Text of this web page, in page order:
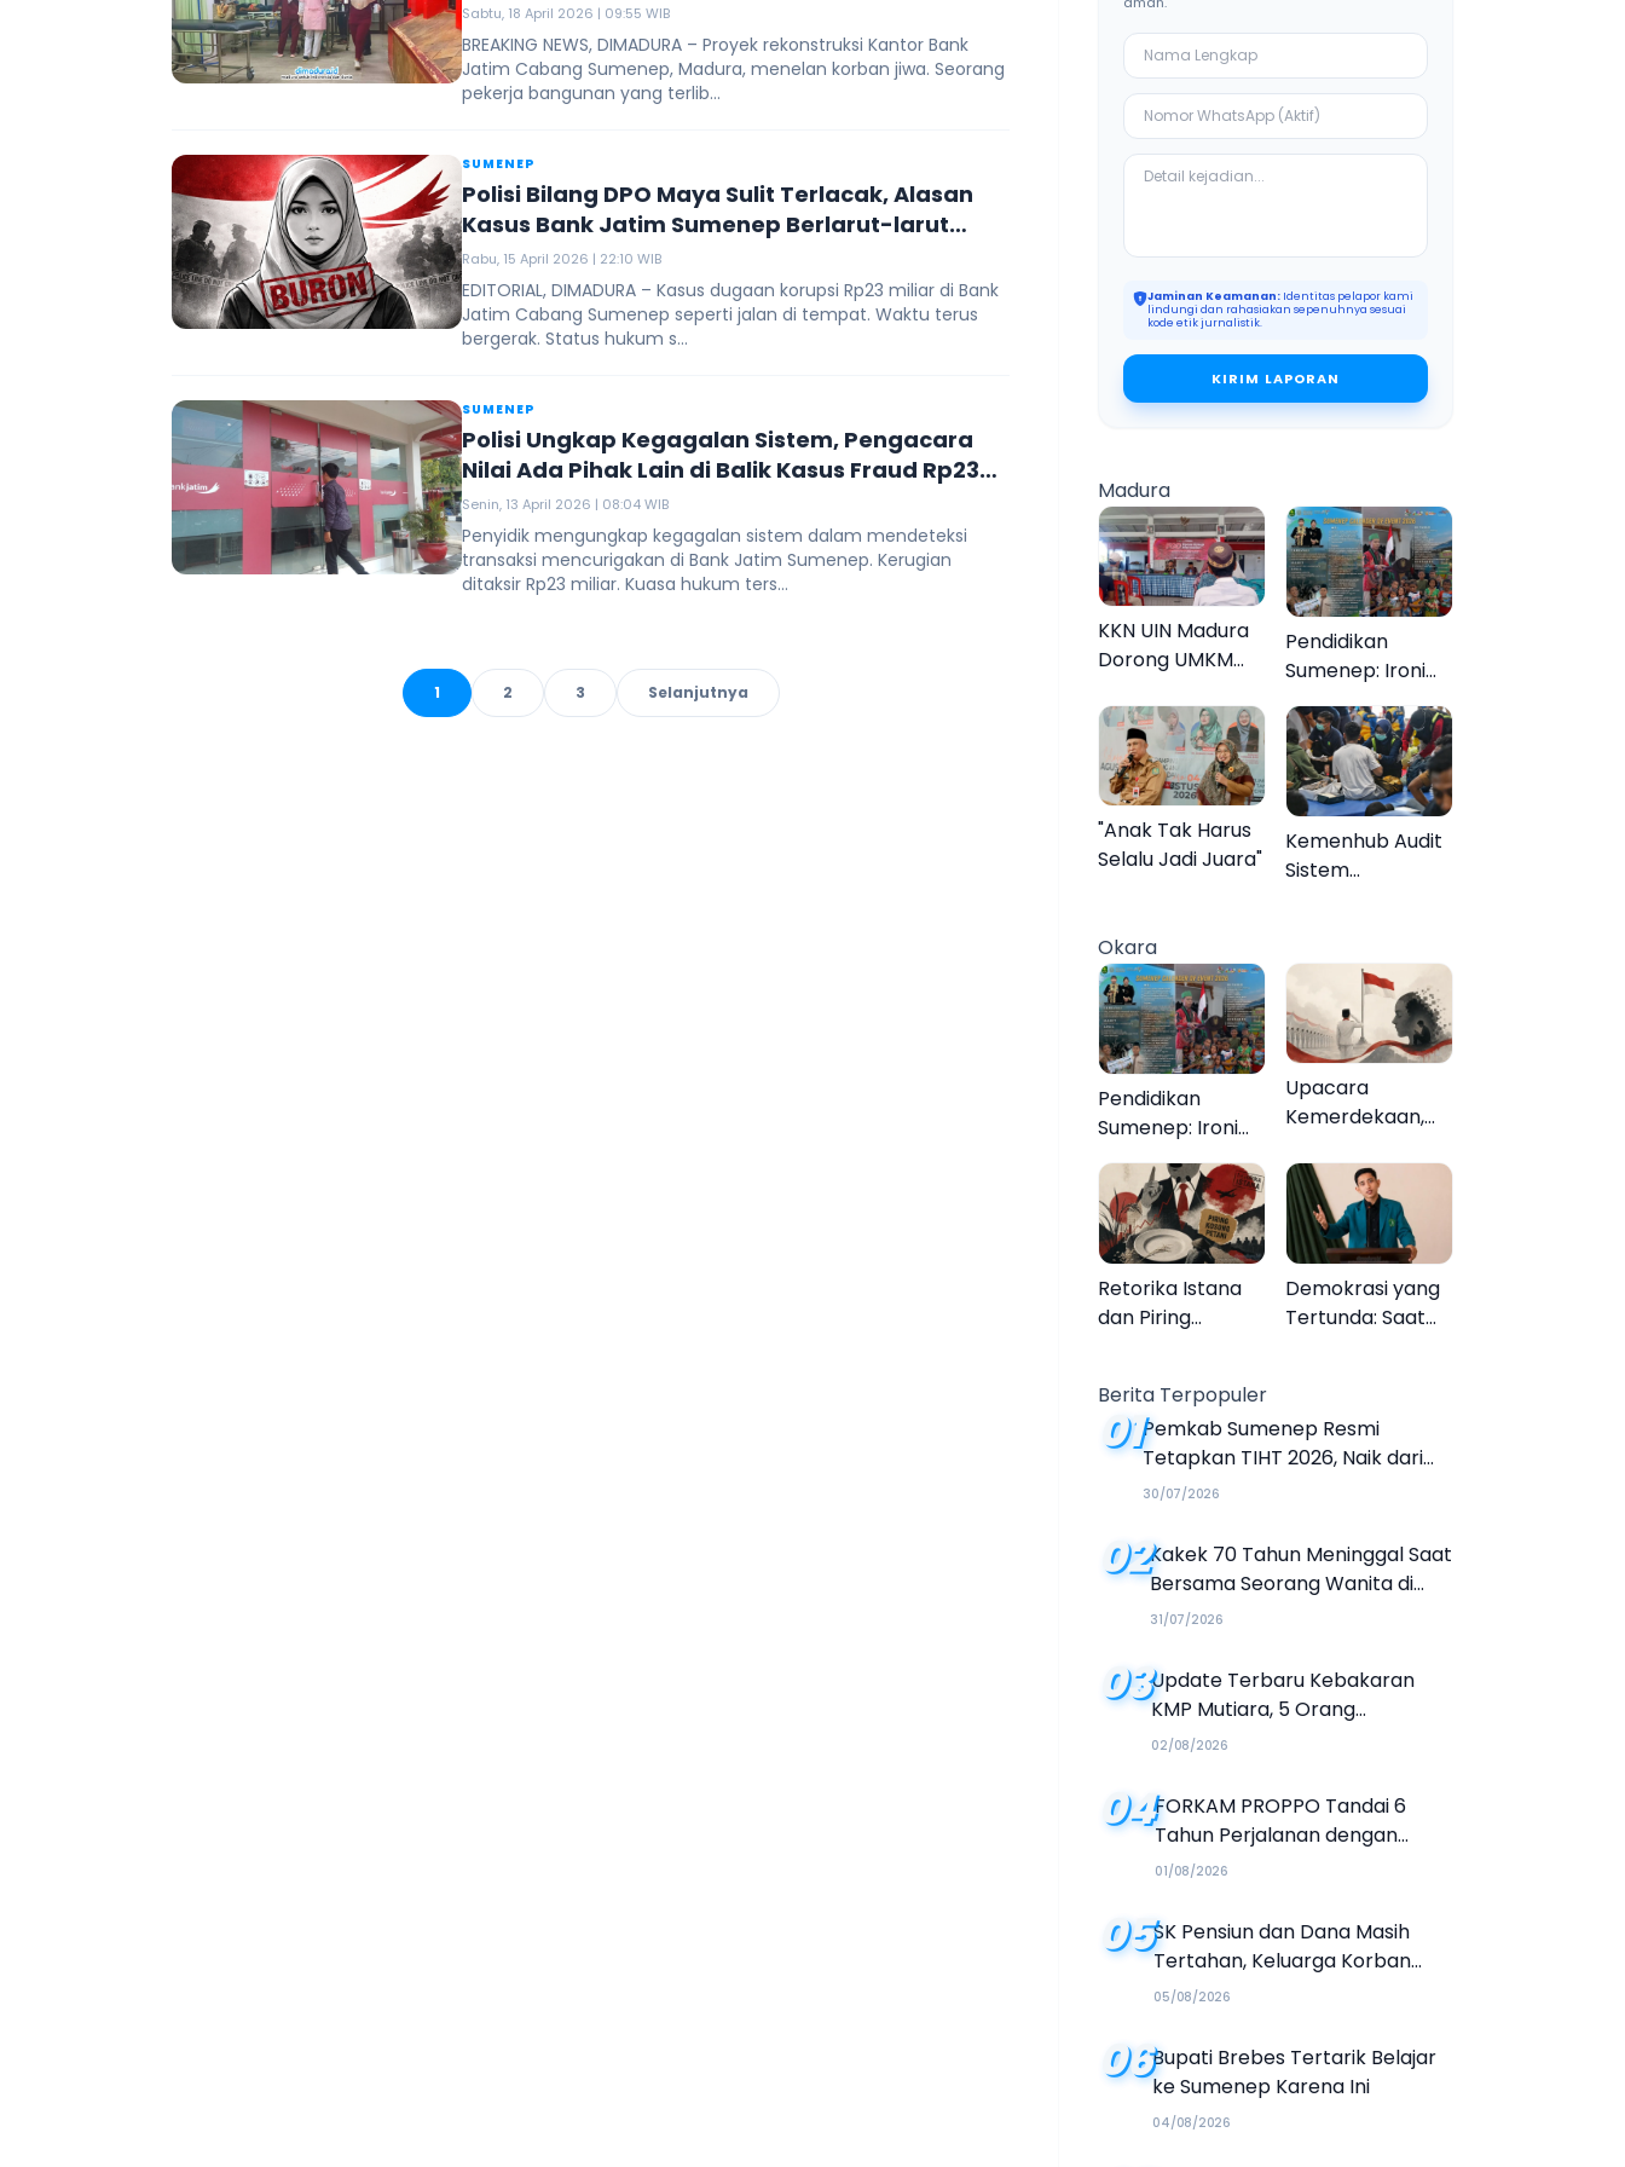
Sabtu, 18 April 2026 | 09:55 WIB
BREAKING NEWS, DIMADURA – Proyek rekonstruksi Kantor Bank
Jatim Cabang Sumenep, Madura, menelan korban jiwa. Seorang
pekerja bangunan yang terlib...
SUMENEP
Polisi Bilang DPO Maya Sulit Terlacak, Alasan
Kasus Bank Jatim Sumenep Berlarut-larut
Puluhan Bulan?
Rabu, 15 April 2026 | 22:10 WIB
EDITORIAL, DIMADURA – Kasus dugaan korupsi Rp23 miliar di Bank
Jatim Cabang Sumenep seperti jalan di tempat. Waktu terus
bergerak. Status hukum s...
SUMENEP
Polisi Ungkap Kegagalan Sistem, Pengacara
Nilai Ada Pihak Lain di Balik Kasus Fraud Rp23
Miliar Bank Jatim Sumenep
Senin, 13 April 2026 | 08:04 WIB
Penyidik mengungkap kegagalan sistem dalam mendeteksi
transaksi mencurigakan di Bank Jatim Sumenep. Kerugian
ditaksir Rp23 miliar. Kuasa hukum ters...
1 2 3 Selanjutnya
Jaminan Keamanan: Identitas pelapor kami
lindungi dan rahasiakan sepenuhnya sesuai
kode etik jurnalistik.
KIRIM LAPORAN
Madura
KKN UIN Madura
Dorong UMKM
Naik Kelas
Pendidikan
Sumenep: Ironi
13.095 Anak Tidak
Sekolah
Menyaksikan
Semarak Festival
Kalender Event
2026
"Anak Tak Harus
Selalu Jadi Juara"
Kemenhub Audit
Sistem
Mutiara Sentosa
II
Okara
Pendidikan
Sumenep: Ironi
13.095 Anak Tidak
Sekolah
Menyaksikan
Semarak Festival
Kalender Event
2026
Upacara
Kemerdekaan,
Melupakan
Retorika Istana
dan Piring
Demokrasi yang
Tertunda: Saat
Berita Terpopuler
01Pemkab Sumenep Resmi
Tetapkan TIHT 2026, Naik dari
Tahun Sebelumnya
30/07/2026
02Kakek 70 Tahun Meninggal Saat
Bersama Seorang Wanita di
Hotel Parangtritis
31/07/2026
03Update Terbaru Kebakaran
KMP Mutiara, 5 Orang
Dinyatakan Tewas
02/08/2026
04FORKAM PROPPO Tandai 6
Tahun Perjalanan dengan
Peluncuran Mars, Hymne, dan
01/08/2026
05SK Pensiun dan Dana Masih
Tertahan, Keluarga Korban
Tagih Janji BRI Sumenep
05/08/2026
06Bupati Brebes Tertarik Belajar
ke Sumenep Karena Ini
04/08/2026